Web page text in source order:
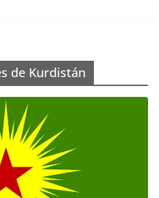
de Kurdistán